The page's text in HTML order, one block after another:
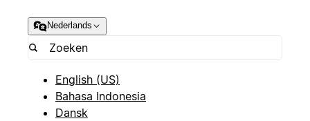
Nederlands
English (US)
Bahasa Indonesia
Dansk